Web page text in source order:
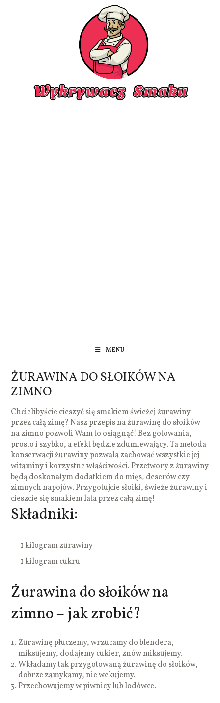
MENU
ŻURAWINA DO SŁOIKÓW NA
ZIMNO
Chcielibyście cieszyć się smakiem świeżej żurawiny
przez całą zimę? Nasz przepis na żurawinę do słoików
na zimno pozwoli Wam to osiągnąć! Bez gotowania,
prosto i szybko, a efekt będzie zdumiewający. Ta metoda
konserwacji żurawiny pozwala zachować wszystkie jej
witaminy i korzystne właściwości. Przetwory z żurawiny
będą doskonałym dodatkiem do mięs, deserów czy
zimnych napojów. Przygotujcie słoiki, świeże żurawiny i
cieszcie się smakiem lata przez całą zimę!
Składniki:
1 kilogram zurawiny
1 kilogram cukru
Żurawina do słoików na
zimno – jak zrobić?
Żurawinę płuczemy, wrzucamy do blendera,
miksujemy, dodajemy cukier, znów miksujemy.
Wkładamy tak przygotowaną żurawinę do słoików,
dobrze zamykamy, nie wekujemy.
Przechowujemy w piwnicy lub lodówce.